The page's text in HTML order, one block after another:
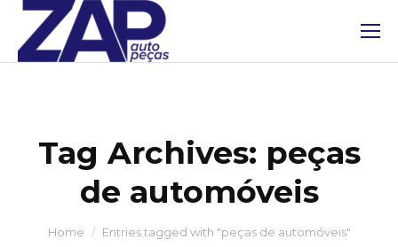
Tag Archives: peças
de automóveis
You are here:
Home Entries tagged with "peças de automóveis"